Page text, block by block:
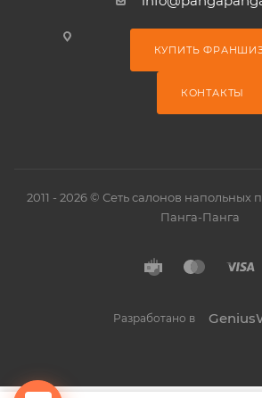
КУПИТЬ
КОНТАКТЫ
2011 - 2026 © Сеть салонов напольных
Панга-Панга
Разработано в